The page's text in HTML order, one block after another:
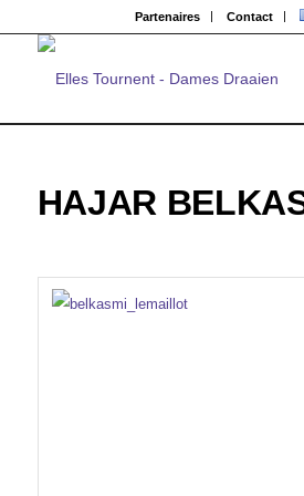
Partenaires Contact
HAJAR